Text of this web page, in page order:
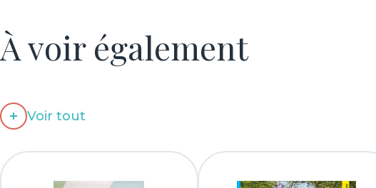
À voir également
Voir tout